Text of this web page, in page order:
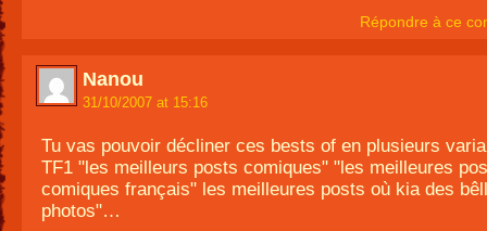
Répondre à ce
Nanou
31/10/2007 at 15:16
Tu vas pouvoir décliner ces bests of en plusieurs
TF1 "les meilleurs posts comiques" "les meilleures
comiques français" les meilleures posts où kia des
photos"…